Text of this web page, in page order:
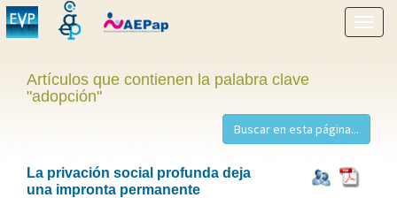
menú
Artículos que contienen la palabra clave
"adopción"
La privación social profunda deja
una impronta permanente